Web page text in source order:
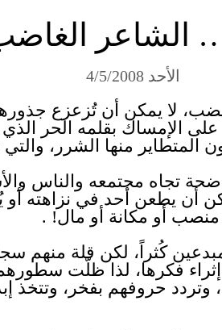
الشاعر
الأحد 4/5/2008
لا يمكن أن تُزعزع جذورها
على الإمساك بقلمه الحر
المتطاير منها الشرر،
تجاه مجتمعه والناس
أن يطعن أحد في نزاهته
منصب أو مكانة أو مال! .
مبدعين كُثراً، لكن قلة
فكرها، لذا ظلّت
وتردد حروفهم بفخر، وتتخذ